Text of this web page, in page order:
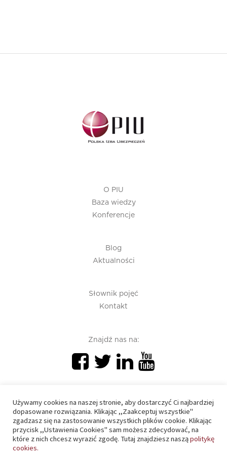
O PIU
Baza wiedzy
Konferencje
Blog
Aktualności
Słownik pojęć
Kontakt
Znajdź nas na:
PIU 2020 © All right reserved
Używamy cookies na naszej stronie, aby dostarczyć Ci najbardziej
dopasowane rozwiązania. Klikając ,,Zaakceptuj wszystkie"
zgadzasz się na zastosowanie wszystkich plików cookie. Klikając
przycisk ,,Ustawienia Cookies" sam możesz zdecydować, na
które z nich chcesz wyrazić zgodę. Tutaj znajdziesz nasząpolitykę
cookies.